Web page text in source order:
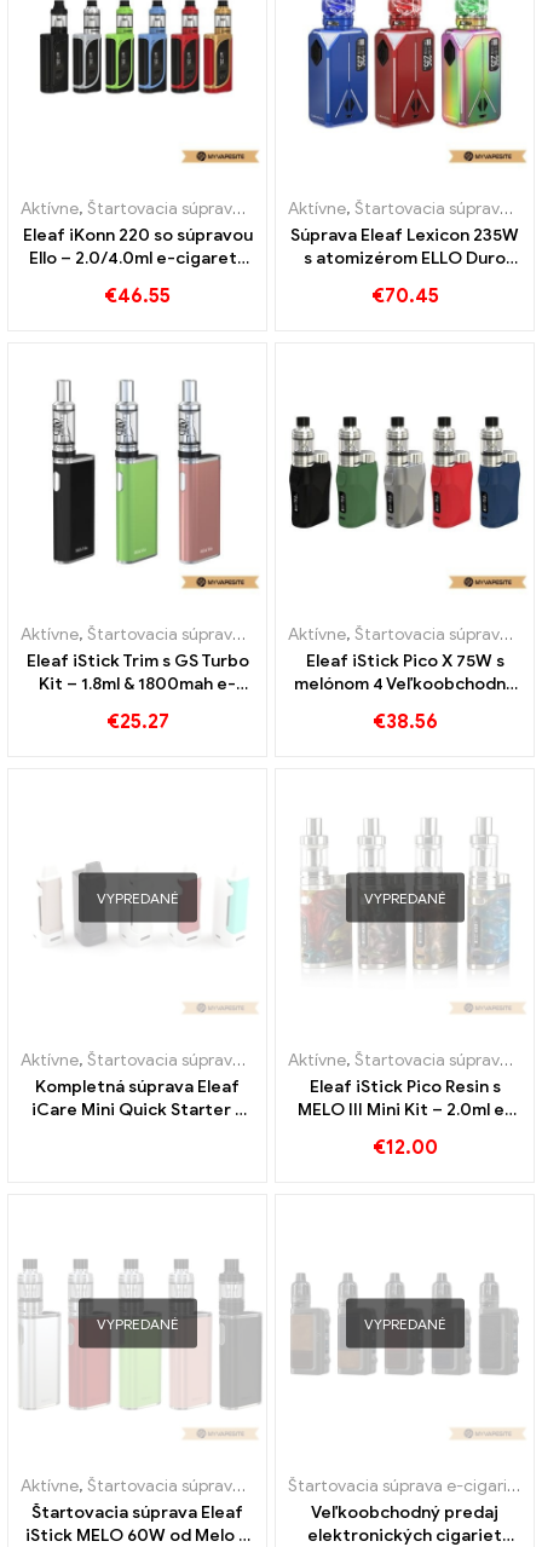
Aktívne, Štartovacia súprava e-cigariet
Eleaf iKonn 220 so súpravou
Ello – 2.0/4.0ml e-cigarety
€46.55
Aktívne, Štartovacia súprava e-cigariet
Súprava Eleaf Lexicon 235W
s atomizérom ELLO Duro
Großhandel丨 Custom
€70.45
Aktívne, Štartovacia súprava e-cigariet
Eleaf iStick Trim s GS Turbo
Kit – 1.8ml & 1800mah e-
Vlastné
€25.27
Aktívne, Štartovacia súprava e-cigariet
Eleaf iStick Pico X 75W s
melónom 4 Veľkoobchodný
Kit 丨 Custom
€38.56
VYPREDANÉ
Aktívne, Štartovacia súprava e-cigariet
Kompletná súprava Eleaf
iCare Mini Quick Starter s
VYPREDANÉ
Aktívne, Štartovacia súprava e-cigariet
Eleaf iStick Pico Resin s
MELO III Mini Kit – 2.0ml e-
Vlastné
€12.00
VYPREDANÉ
Aktívne, Štartovacia súprava e-cigariet
Štartovacia súprava Eleaf
iStick MELO 60W od Melo 4
VYPREDANÉ
Štartovacia súprava e-cigariet
Veľkoobchodný predaj
elektronických cigariet